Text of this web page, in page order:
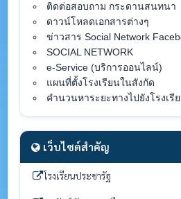
ติดต่อสอบถาม กระดานสนทนา
ดาวน์โหลดเอกสารต่างๆ
ข่าวสาร Social Network
SOCIAL NETWORK
e-Service (บริการออนไลน์)
แผนที่ตั้งโรงเรียนในสังกัด
คำนวนหาระยะทางไปยังโรงเรี
เว็บไซต์สำคัญ
โรงเรียนประชารัฐ